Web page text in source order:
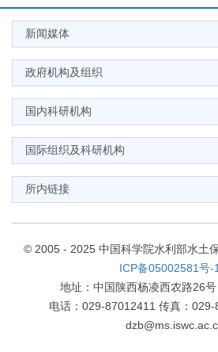
© 2005 - 2025 中国科学院水利部水土
ICP备05002581号-
地址：中国陕西杨凌西农路26
电话：029-87012411 传真：029-